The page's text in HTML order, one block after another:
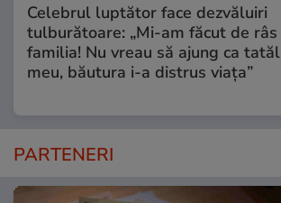
Celebrul luptător face dezvăluiri
tulburătoare: „Mi-am făcut de râs
familia! Nu vreau să ajung ca tatăl
meu, băutura i-a distrus viața”
PARTENERI